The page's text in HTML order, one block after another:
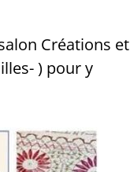
Créations et
) pour y